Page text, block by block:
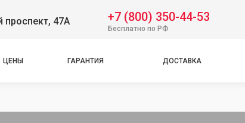
проспект, 47А +7 (800) 350-44-53
Бесплатно по РФ
ЦЕНЫ ГАРАНТИЯ ДОСТАВКА